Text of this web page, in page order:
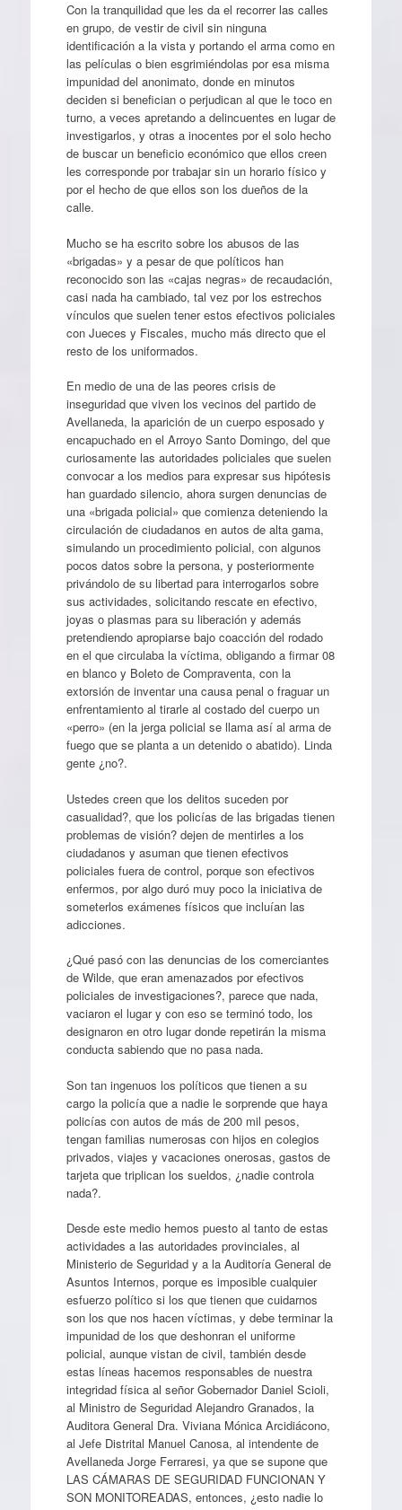
Con la tranquilidad que les da el recorrer las calles
en grupo, de vestir de civil sin ninguna
identificación a la vista y portando el arma como en
las películas o bien esgrimiéndolas por esa misma
impunidad del anonimato, donde en minutos
deciden si benefician o perjudican al que le toco en
turno, a veces apretando a delincuentes en lugar de
investigarlos, y otras a inocentes por el solo hecho
de buscar un beneficio económico que ellos creen
les corresponde por trabajar sin un horario físico y
por el hecho de que ellos son los dueños de la
calle.
Mucho se ha escrito sobre los abusos de las
«brigadas» y a pesar de que políticos han
reconocido son las «cajas negras» de recaudación,
casi nada ha cambiado, tal vez por los estrechos
vínculos que suelen tener estos efectivos policiales
con Jueces y Fiscales, mucho más directo que el
resto de los uniformados.
En medio de una de las peores crisis de
inseguridad que viven los vecinos del partido de
Avellaneda, la aparición de un cuerpo esposado y
encapuchado en el Arroyo Santo Domingo, del que
curiosamente las autoridades policiales que suelen
convocar a los medios para expresar sus hipótesis
han guardado silencio, ahora surgen denuncias de
una «brigada policial» que comienza deteniendo la
circulación de ciudadanos en autos de alta gama,
simulando un procedimiento policial, con algunos
pocos datos sobre la persona, y posteriormente
privándolo de su libertad para interrogarlos sobre
sus actividades, solicitando rescate en efectivo,
joyas o plasmas para su liberación y además
pretendiendo apropiarse bajo coacción del rodado
en el que circulaba la víctima, obligando a firmar 08
en blanco y Boleto de Compraventa, con la
extorsión de inventar una causa penal o fraguar un
enfrentamiento al tirarle al costado del cuerpo un
«perro» (en la jerga policial se llama así al arma de
fuego que se planta a un detenido o abatido). Linda
gente ¿no?.
Ustedes creen que los delitos suceden por
casualidad?, que los policías de las brigadas tienen
problemas de visión? dejen de mentirles a los
ciudadanos y asuman que tienen efectivos
policiales fuera de control, porque son efectivos
enfermos, por algo duró muy poco la iniciativa de
someterlos exámenes físicos que incluían las
adicciones.
¿Qué pasó con las denuncias de los comerciantes
de Wilde, que eran amenazados por efectivos
policiales de investigaciones?, parece que nada,
vaciaron el lugar y con eso se terminó todo, los
designaron en otro lugar donde repetirán la misma
conducta sabiendo que no pasa nada.
Son tan ingenuos los políticos que tienen a su
cargo la policía que a nadie le sorprende que haya
policías con autos de más de 200 mil pesos,
tengan familias numerosas con hijos en colegios
privados, viajes y vacaciones onerosas, gastos de
tarjeta que triplican los sueldos, ¿nadie controla
nada?.
Desde este medio hemos puesto al tanto de estas
actividades a las autoridades provinciales, al
Ministerio de Seguridad y a la Auditoría General de
Asuntos Internos, porque es imposible cualquier
esfuerzo político si los que tienen que cuidarnos
son los que nos hacen víctimas, y debe terminar la
impunidad de los que deshonran el uniforme
policial, aunque vistan de civil, también desde
estas líneas hacemos responsables de nuestra
integridad física al señor Gobernador Daniel Scioli,
al Ministro de Seguridad Alejandro Granados, la
Auditora General Dra. Viviana Mónica Arcidiácono,
al Jefe Distrital Manuel Canosa, al intendente de
Avellaneda Jorge Ferraresi, ya que se supone que
LAS CÁMARAS DE SEGURIDAD FUNCIONAN Y
SON MONITOREADAS, entonces, ¿esto nadie lo